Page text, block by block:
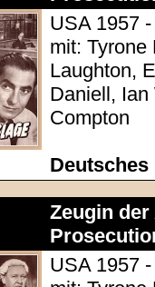
USA 1957
mit: Tyrone
Laughton,
Daniell, Ian
Compton
Zeugin
USA 1957